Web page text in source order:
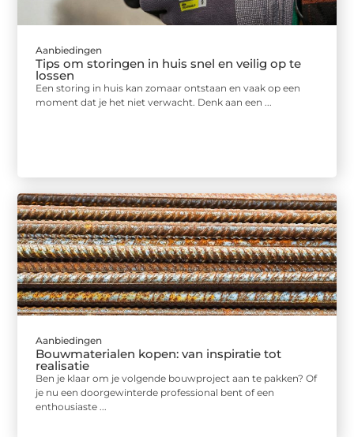
Aanbiedingen
Tips om storingen in huis snel en veilig op te
lossen
Een storing in huis kan zomaar ontstaan en vaak op een
moment dat je het niet verwacht. Denk aan een ...
Aanbiedingen
Bouwmaterialen kopen: van inspiratie tot
realisatie
Ben je klaar om je volgende bouwproject aan te pakken? Of
je nu een doorgewinterde professional bent of een
enthousiaste ...